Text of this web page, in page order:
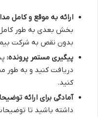
ارائه به موقع و کامل
بخش بعدی به طور
بدون نقص به شرکت
پیگیری مستمر پرونده:
دریافت کنید و به طور
کنید.
آمادگی برای ارائه
داشته باشید تا